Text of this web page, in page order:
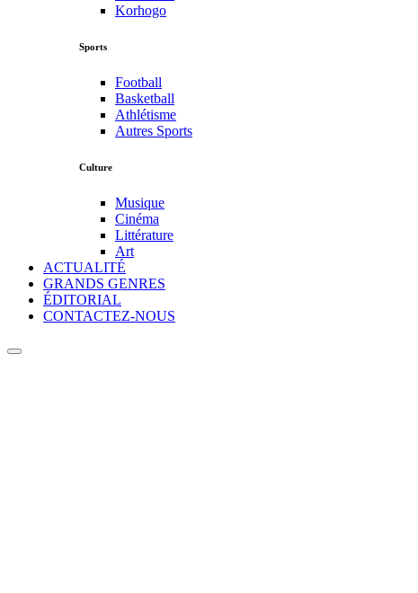
Korhogo
Sports
Football
Basketball
Athlétisme
Autres Sports
Culture
Musique
Cinéma
Littérature
Art
ACTUALITÉ
GRANDS GENRES
ÉDITORIAL
CONTACTEZ-NOUS